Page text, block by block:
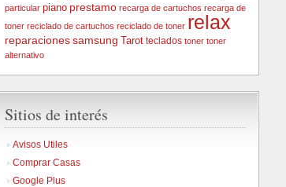
particular piano prestamo recarga de cartuchos recarga de
toner reciclado de cartuchos reciclado de toner relax
reparaciones samsung Tarot teclados toner toner
alternativo
Sitios de interés
Avisos Utiles
Comprar Casas
Google Plus